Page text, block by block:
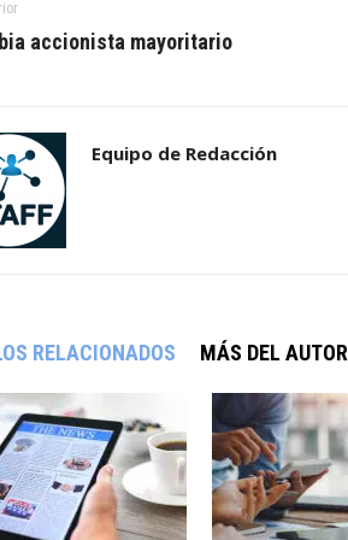
accionista mayoritario
Equipo de Redacción
RELACIONADOS MÁS DEL AUTOR